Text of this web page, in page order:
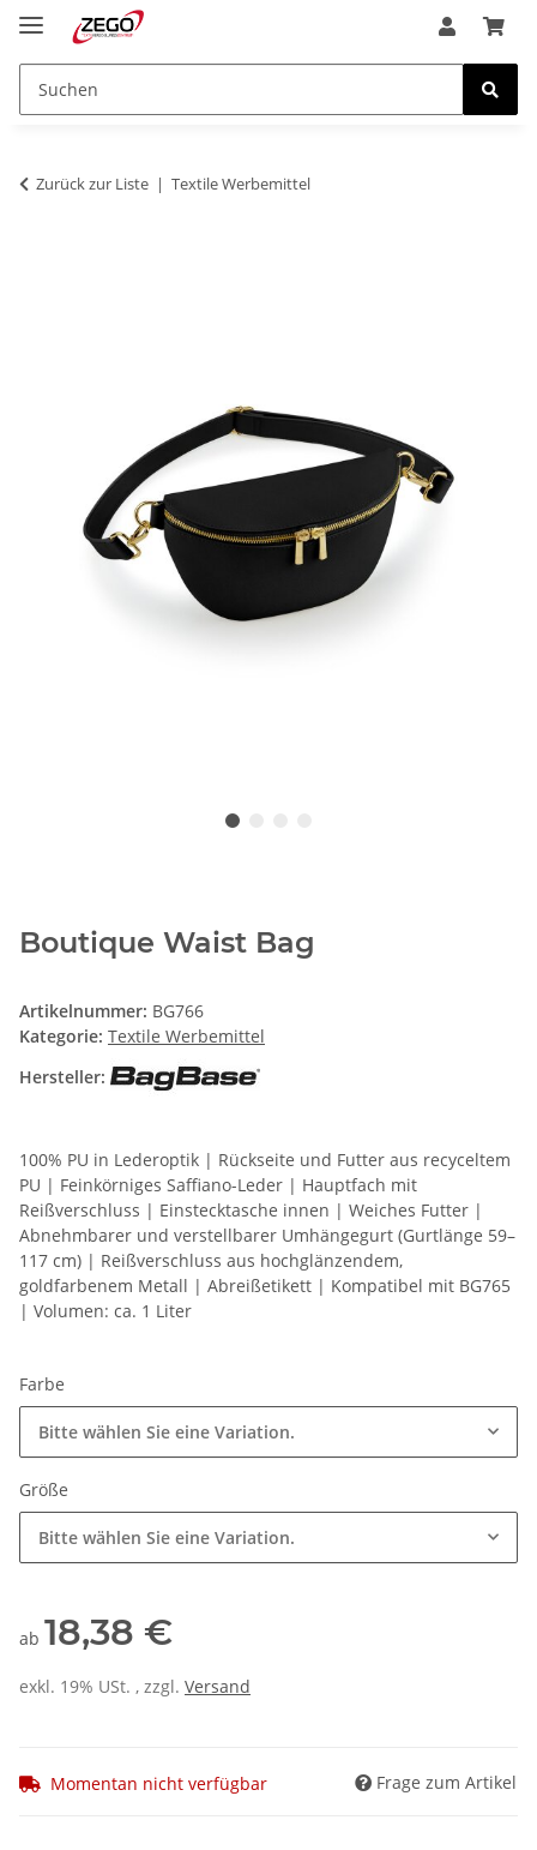
Zurück zur Liste Textile Werbemittel
Boutique Waist Bag
Artikelnummer: BG766
Kategorie: Textile Werbemittel
Hersteller:
100% PU in Lederoptik | Rückseite und Futter aus recyceltem
PU | Feinkörniges Saffiano-Leder | Hauptfach mit
Reißverschluss | Einstecktasche innen | Weiches Futter |
Abnehmbarer und verstellbarer Umhängegurt (Gurtlänge 59–
117 cm) | Reißverschluss aus hochglänzendem,
goldfarbenem Metall | Abreißetikett | Kompatibel mit BG765
| Volumen: ca. 1 Liter
Farbe
Bitte wählen Sie eine Variation.
Größe
Bitte wählen Sie eine Variation.
ab 18,38 €
exkl. 19% USt. , zzgl. Versand
Momentan nicht verfügbar Frage zum Artikel